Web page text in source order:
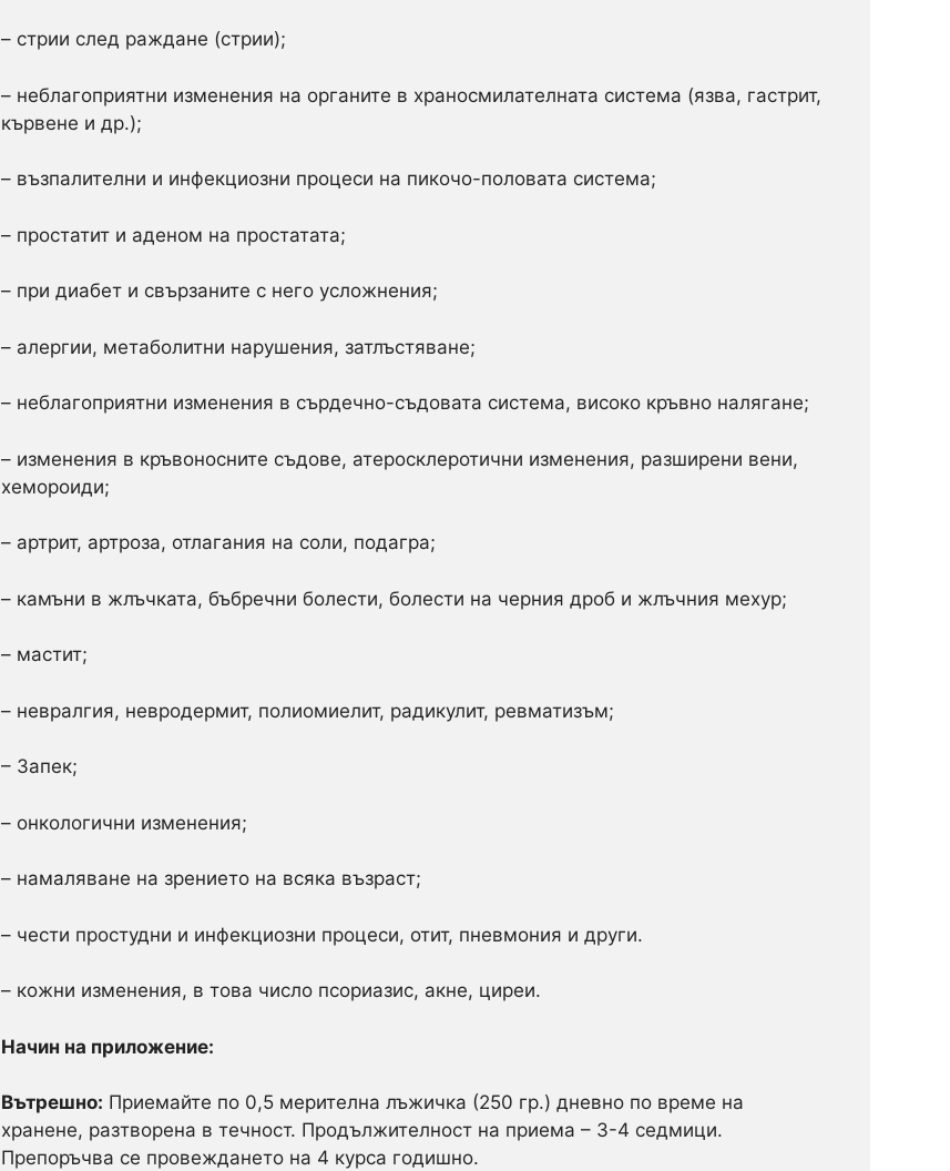
– стрии след раждане (стрии);
– неблагоприятни изменения на органите в храносмилателната система (язва, гастрит,
кървене и др.);
– възпалителни и инфекциозни процеси на пикочо-половата система;
– простатит и аденом на простатата;
– при диабет и свързаните с него усложнения;
– алергии, метаболитни нарушения, затлъстяване;
– неблагоприятни изменения в сърдечно-съдовата система, високо кръвно налягане;
– изменения в кръвоносните съдове, атеросклеротични изменения, разширени вени,
хемороиди;
– артрит, артроза, отлагания на соли, подагра;
– камъни в жлъчката, бъбречни болести, болести на черния дроб и жлъчния мехур;
– мастит;
– невралгия, невродермит, полиомиелит, радикулит, ревматизъм;
– Запек;
– онкологични изменения;
– намаляване на зрението на всяка възраст;
– чести простудни и инфекциозни процеси, отит, пневмония и други.
– кожни изменения, в това число псориазис, акне, циреи.
Начин на приложение:
Вътрешно: Приемайте по 0,5 мерителна лъжичка (250 гр.) дневно по време на
хранене, разтворена в течност. Продължителност на приема – 3-4 седмици.
Препоръчва се провеждането на 4 курса годишно.